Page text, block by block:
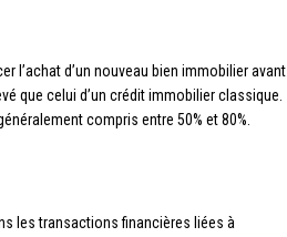
l’achat d’un nouveau bien immobilier avant
que celui d’un crédit immobilier classique.
compris entre 50% et 80%.
les transactions financières liées à